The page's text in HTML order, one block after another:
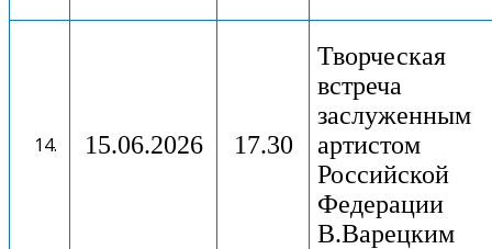
15.06.2026 17.30
Творческая
встреча
заслуженным
артистом
Российской
Федерации
В.Варецким